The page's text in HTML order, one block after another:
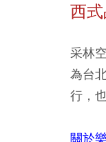
西
采林
為台
行，
關於